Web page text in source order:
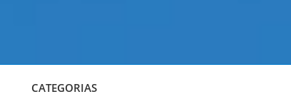
CATEGORIAS